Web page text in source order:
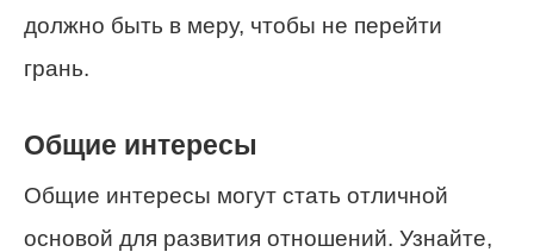
должно быть в меру, чтобы не перейти
грань.
Общие интересы
Общие интересы могут стать отличной
основой для развития отношений. Узнайте,